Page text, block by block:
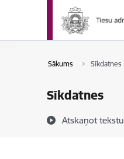
Pāriet uz lapas saturu
Sākums Sīkdatnes
Sīkdatnes
Atskaņot tekstu